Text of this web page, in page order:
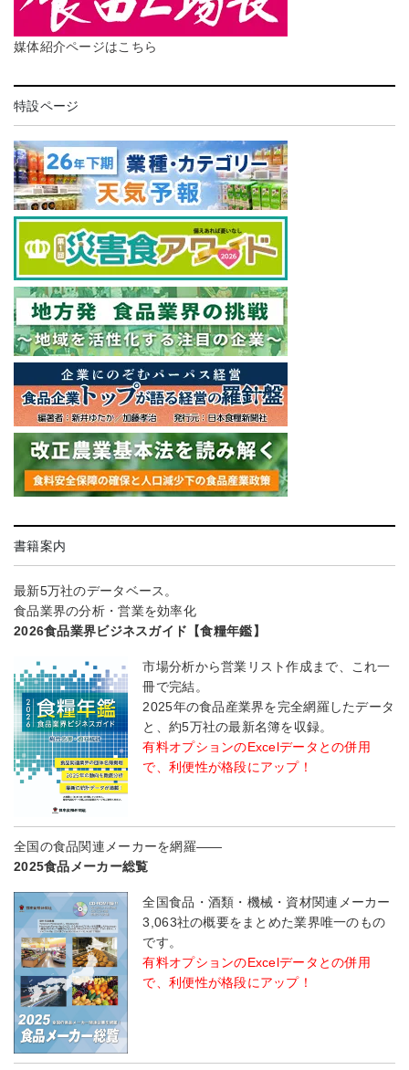
媒体紹介ページはこちら
特設ページ
書籍案内
最新5万社のデータベース。
食品業界の分析・営業を効率化
2026食品業界ビジネスガイド【食糧年鑑】
市場分析から営業リスト作成まで、これ一
冊で完結。
2025年の食品産業界を完全網羅したデータ
と、約5万社の最新名簿を収録。
有料オプションのExcelデータとの併用
で、利便性が格段にアップ！
全国の食品関連メーカーを網羅――
2025食品メーカー総覧
全国食品・酒類・機械・資材関連メーカー
3,063社の概要をまとめた業界唯一のもの
です。
有料オプションのExcelデータとの併用
で、利便性が格段にアップ！